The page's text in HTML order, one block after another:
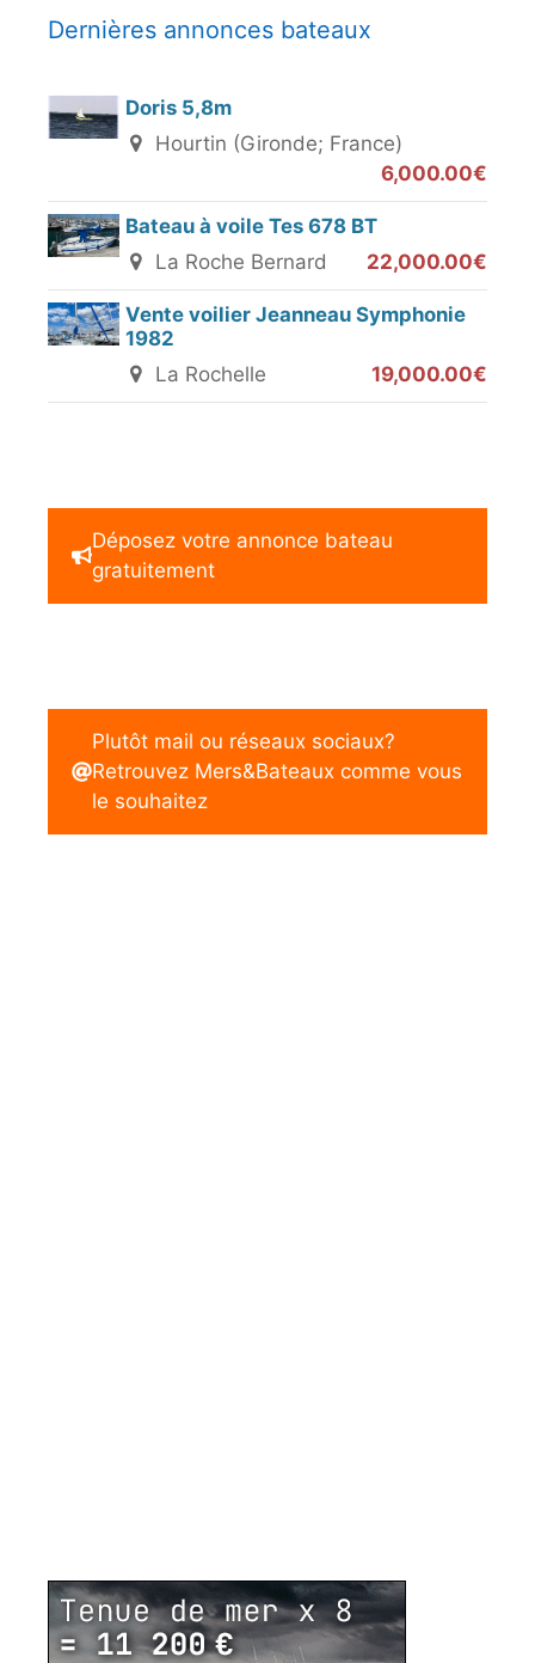
Dernières annonces bateaux
Doris 5,8m
Hourtin (Gironde; France)
6,000.00€
Bateau à voile Tes 678 BT
La Roche Bernard
22,000.00€
Vente voilier Jeanneau Symphonie
1982
La Rochelle
19,000.00€
Déposez votre annonce bateau
gratuitement
Plutôt mail ou réseaux sociaux?
Retrouvez Mers&Bateaux comme vous
le souhaitez